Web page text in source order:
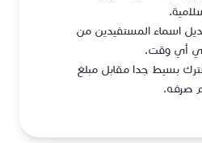
اسماء المستفيدين من
في أي وقت.
بسيط جدا مقابل مبلغ
صرفه.